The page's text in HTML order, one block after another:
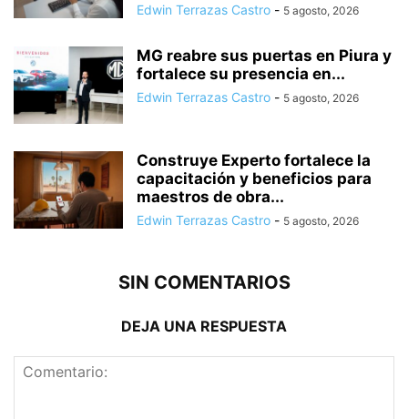
Edwin Terrazas Castro - 5 agosto, 2026
MG reabre sus puertas en Piura y
fortalece su presencia en...
Edwin Terrazas Castro - 5 agosto, 2026
Construye Experto fortalece la
capacitación y beneficios para
maestros de obra...
Edwin Terrazas Castro - 5 agosto, 2026
SIN COMENTARIOS
DEJA UNA RESPUESTA